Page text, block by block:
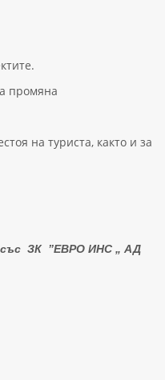
промяна
на туриста, както и за
ъс ЗК ”ЕВРО ИНС „ АД